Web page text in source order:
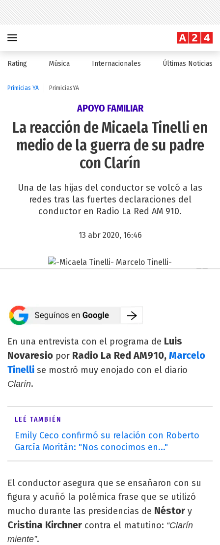
Rating Música Internacionales Últimas Noticias
Primicias YA PrimiciasYA
APOYO FAMILIAR
La reacción de Micaela Tinelli en
medio de la guerra de su padre
con Clarín
Una de las hijas del conductor se volcó a las
redes tras las fuertes declaraciones del
conductor en Radio La Red AM 910.
13 abr 2020, 16:46
En una entrevista con el programa de Luis
Novaresio por Radio La Red AM910, Marcelo
Tinelli se mostró muy enojado con el diario
Clarín.
LEÉ TAMBIÉN
Emily Ceco confirmó su relación con Roberto
García Moritán: "Nos conocimos en..."
El conductor asegura que se ensañaron con su
figura y acuñó la polémica frase que se utilizó
mucho durante las presidencias de Néstor y
Cristina Kirchner contra el matutino: “Clarín
miente”.